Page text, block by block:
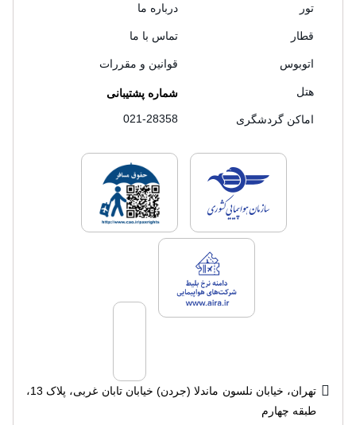
تور
قطار
اتوبوس
هتل
اماکن گردشگری
درباره ما
تماس با ما
قوانین و مقررات
شماره پشتیبانی
021-28358
لایسنس های فروش سفرتاپلایسنس های
لایسنس های فروش سفرتاپ
تهران، خیابان نلسون ماندلا (جردن) خیابان تابان غربی، پلاک 13،
طبقه چهارم